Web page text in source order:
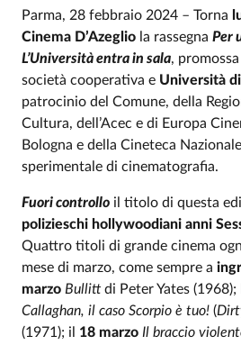
Parma, 28 febbraio 2024 – Torna
Cinema D’Azeglio la rassegna Per
L’Università entra in sala, promossa
società cooperativa e Università
patrocinio del Comune, della
Cultura, dell’Acec e di Europa
Bologna e della Cineteca
sperimentale di cinematografia.
Fuori controllo il titolo di questa
polizieschi hollywoodiani anni
Quattro titoli di grande cinema
mese di marzo, come sempre a
marzo Bullittdi Peter Yates (1968);
Callaghan, il caso Scorpio è tuo! (
(1971); il 18 marzo Il braccio